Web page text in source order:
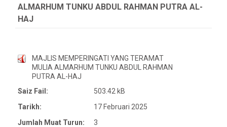
ALMARHUM TUNKU ABDUL RAHMAN PUTRA AL-
HAJ
MAJLIS MEMPERINGATI YANG TERAMAT
MULIA ALMARHUM TUNKU ABDUL RAHMAN
PUTRA AL-HAJ
Saiz Fail:
503.42 kB
Tarikh:
17 Februari 2025
Jumlah Muat Turun:
3